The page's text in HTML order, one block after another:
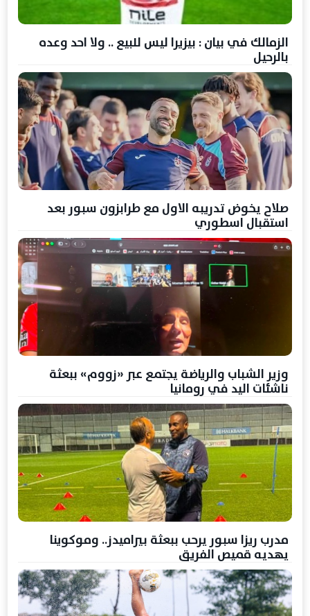
الزمالك في بيان : بيزيرا ليس للبيع .. ولا احد وعده
بالرحيل
صلاح يخوض تدريبه الاول مع طرابزون سبور بعد
استقبال اسطوري
وزير الشباب والرياضة يجتمع عبر «زووم» ببعثة
ناشئات اليد في رومانيا
مدرب ريزا سبور يرحب ببعثة بيراميدز.. وموكوينا
يهديه قميص الفريق